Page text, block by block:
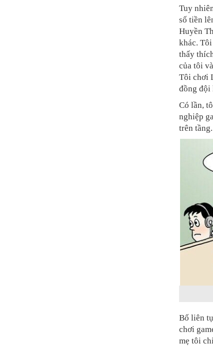
Tuy
số tiền
Huyền
khác.
thấy
của tôi
Tôi chơi
đồng đội
Có lần,
nghiệp
trên
Bố liên
chơi
mẹ tôi